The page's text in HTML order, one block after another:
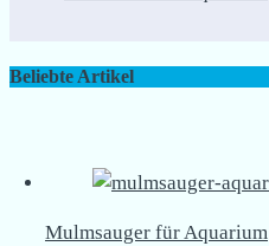
Beliebte Artikel
Mulmsauger für Aquarium